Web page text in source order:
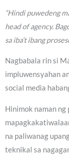
“Hindi puwedeng
head of agency.
sa iba’t ibang
Nagbabala rin si
impluwensyahan
social media
Hinimok naman ng
na paliwanag
teknikal sa